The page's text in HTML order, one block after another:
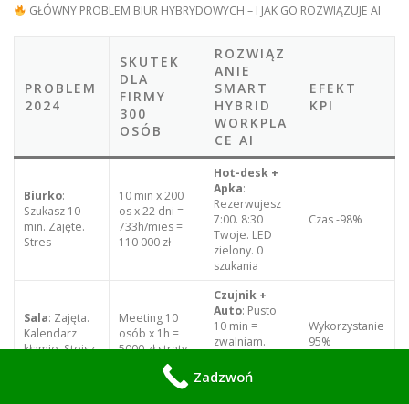
GŁÓWNY PROBLEM BIUR HYBRYDOWYCH – I JAK GO ROZWIĄZUJE AI
PROBLEM
2024
SKUTEK
DLA
FIRMY
300
OSÓB
ROZWIĄZ
ANIE
SMART
HYBRID
WORKPLA
CE AI
EFEKT
KPI
Biurko:
Szukasz 10
min. Zajęte.
Stres
10 min x 200
os x 22 dni =
733h/mies =
110 000 zł
Hot-desk +
Apka:
Rezerwujesz
7:00. 8:30
Twoje. LED
zielony. 0
szukania
Czas -98%
Sala: Zajęta.
Kalendarz
kłamie. Stoisz
Meeting 10
osób x 1h =
5000 zł straty
Czujnik +
Auto: Pusto
10 min =
zwalniam.
live
Wykorzystanie
95%
Zadzwoń